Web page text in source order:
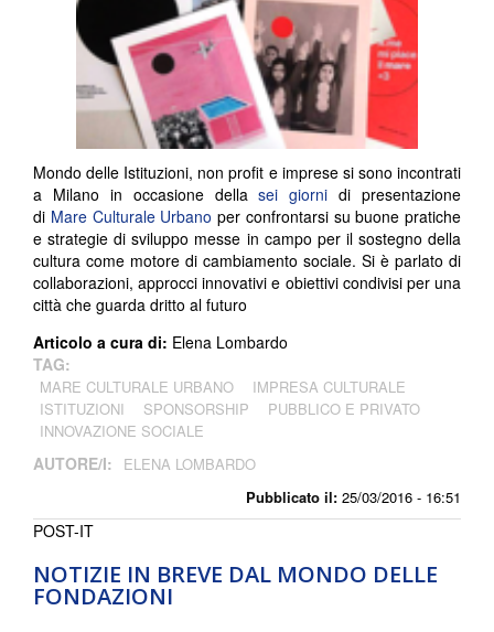
Pubblicato il: 25/03/2016 - 16:51
Mondo delle Istituzioni, non profit e imprese si sono incontrati
a Milano in occasione dellasei giorni di presentazione
di Mare Culturale Urbano per confrontarsi su buone pratiche
e strategie di sviluppo messe in campo per il sostegno della
cultura come motore di cambiamento sociale. Si è parlato di
collaborazioni, approcci innovativi e obiettivi condivisi per una
città che guarda dritto al futuro
Articolo a cura di: Elena Lombardo
TAG:
MARE CULTURALE URBANO
IMPRESA CULTURALE
ISTITUZIONI
SPONSORSHIP
PUBBLICO E PRIVATO
INNOVAZIONE SOCIALE
AUTORE/I: ELENA LOMBARDO
NOTIZIE IN BREVE DAL MONDO DELLE
FONDAZIONI
POST-IT